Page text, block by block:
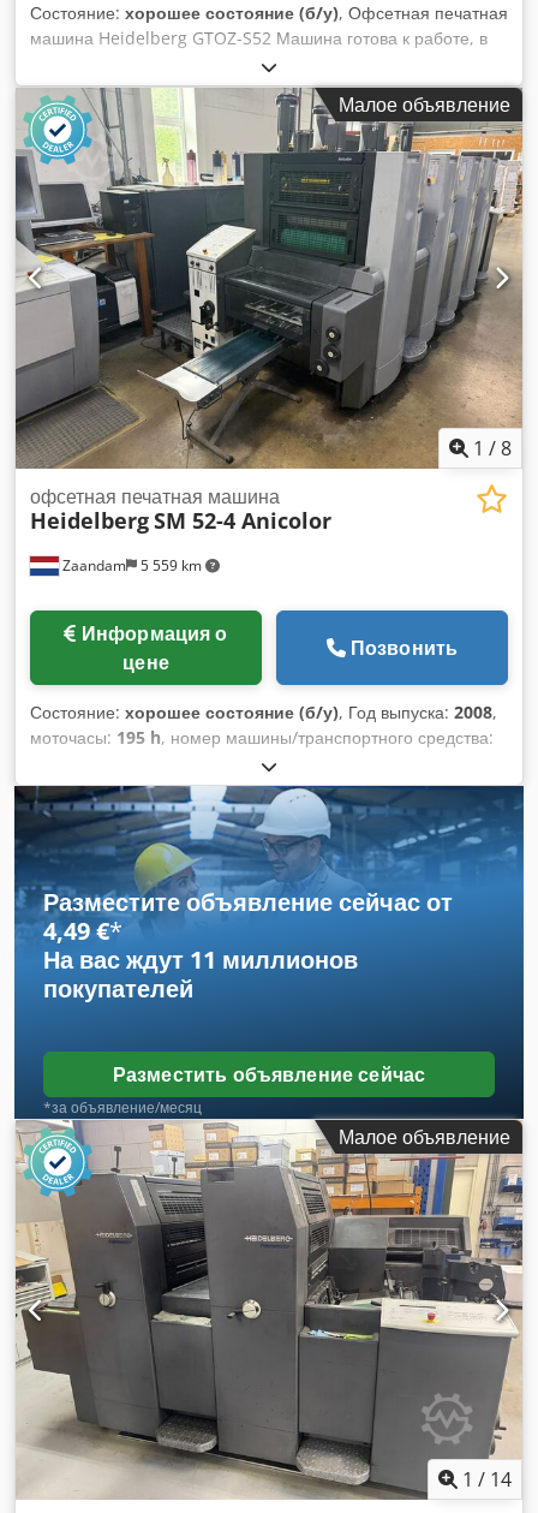
Состояние: хорошее состояние (б/у), Офсетная печатная
машина Heidelberg GTOZ-S52 Машина готова к работе, в
очень хорошем состоянии, приобретена из небольшой
типографии. Технические данные: Формат: 36x52 см 2
печатные секции Dcodpfxszph Rgo Akkok Вес: 3000 кг
Питание: 400 В Год выпуска: 1994 Балдаун: спиртовое
увлажнение Панель управления Документация и
дополнительные элементы в комплекте.
Малое объявление
1 /8
Zaandam 5 559 km
офсетная печатная машина
HeidelbergSM 52-4 Anicolor
цене
Позвонить
Состояние: хорошее состояние (б/у), Год выпуска: 2008,
моточасы: 195 h, номер машины/транспортного средства:
, Размер 36 x 52 см, система увлажнения Alcolor,
система охлаждения и рециркуляции Technotrans, система
подачи краски Anicolor, водяное охлаждение, все ролики,
автоматическая система подачи листов, подача листов с
минимальным зазором. Dedpoztap Nefx Akksck
Разместите объявление сейчас от
4,49 €*
На вас ждут 11 миллионов
покупателей
Разместить объявление сейчас
*за объявление/месяц
Малое объявление
1 / 14